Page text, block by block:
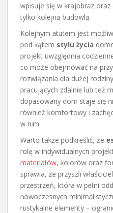
wpisuje się w krajobraz
tylko kolejną budowlą.
Kolejnym atutem jest
pod kątem stylu życia
projekt uwzględnia
co może obejmować na
rozwiązania dla dużej
pracujących zdalnie lub też
dopasowany dom staje się
również komfortowy i
w nim.
Warto także podkreślić, że
rolę w indywidualnych
materiałów, kolorów oraz
sprawia, że przyszli
przestrzeń, która w pełni
nowoczesnych
rustykalne elementy –